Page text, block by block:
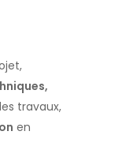
travaux,
en